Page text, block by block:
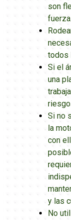
son
fuerza.
todos
Si el
una
Si no
la
con
y las
No